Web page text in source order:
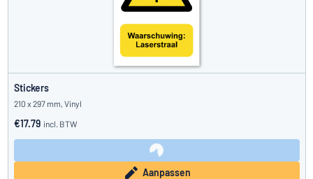
Stickers
210 x 297 mm, Vinyl
€17.79 incl. BTW
Aanpassen